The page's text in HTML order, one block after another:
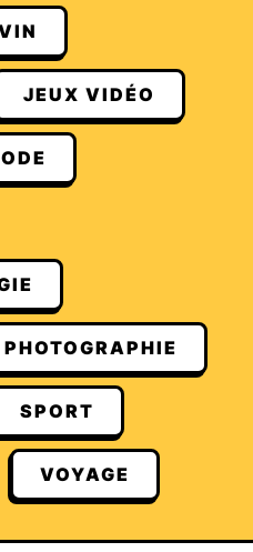
JEUX VIDÉO
PHOTOGRAPHIE
SPORT
VOYAGE